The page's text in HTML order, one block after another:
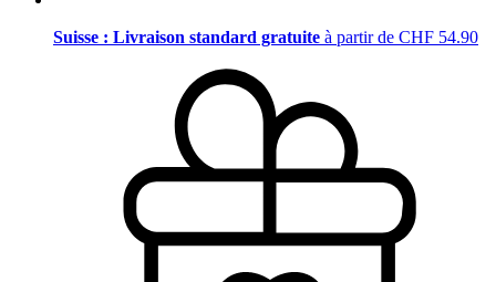
Suisse : Livraison standard gratuite à partir de CHF 54.90